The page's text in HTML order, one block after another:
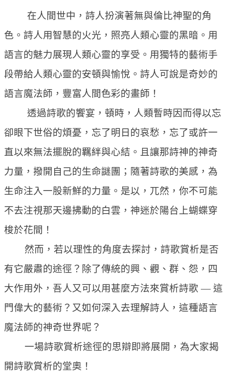
在人間世中，詩人扮演著無與倫比神聖的角
色。詩人用智慧的火光，照亮人類心靈的黑暗。用
語言的魅力展現人類心靈的享受。用獨特的藝術手
段帶給人類心靈的安頓與愉悅。詩人可說是奇妙的
語言魔法師，豐富人間色彩的畫師！
透過詩歌的饗宴，頓時，人類暫時因而得以忘
卻眼下世俗的煩憂，忘了明日的哀愁，忘了或許一
直以來無法擺脫的羈絆與心結。且讓那詩神的神奇
力量，撥開自己的生命謎團；隨著詩歌的美感，為
生命注入一股新鮮的力量。是以，兀然，你不可能
不去注視那天邊拂動的白雲，神迷於陽台上蝴蝶穿
梭於花間！
然而，若以理性的角度去探討，詩歌賞析是否
有它嚴肅的途徑？除了傳統的興、觀、群、怨，四
大作用外，吾人又可以用甚麼方法來賞析詩歌 — 這
門偉大的藝術？又如何深入去理解詩人，這種語言
魔法師的神奇世界呢？
一場詩歌賞析途徑的思辯即將展開，為大家揭
開詩歌賞析的堂奧！